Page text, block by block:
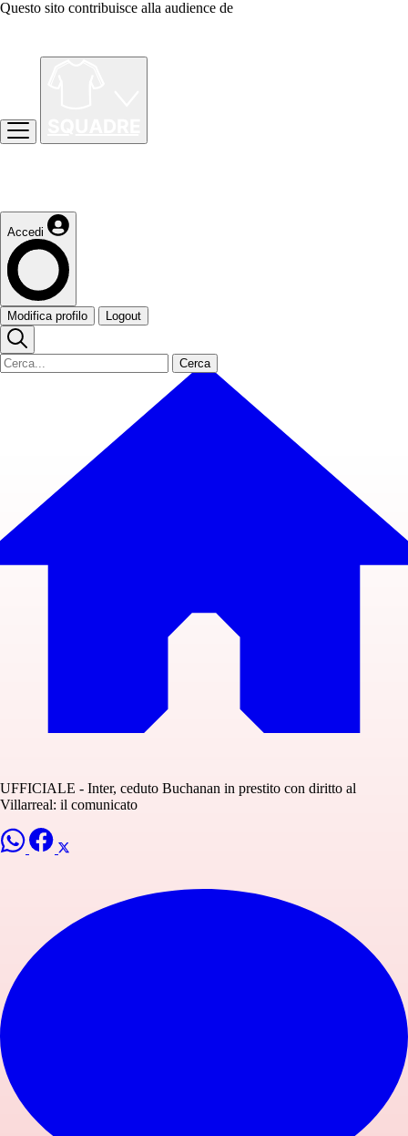
Questo sito contribuisce alla audience de
Accedi
Modifica profilo Logout
Cerca
UFFICIALE - Inter, ceduto Buchanan in prestito con diritto al
Villarreal: il comunicato